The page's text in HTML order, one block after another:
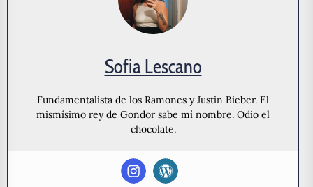
Sofia Lescano
Fundamentalista de los Ramones y Justin Bieber. El
mismísimo rey de Gondor sabe mí nombre. Odio el
chocolate.